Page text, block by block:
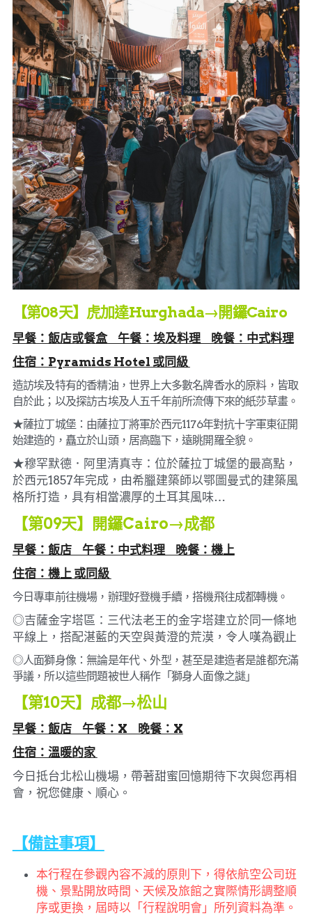
【第08天】虎加達Hurghada→開鑼Cairo
早餐：飯店或餐盒     午餐：埃及料理     晚餐：中式料理
住宿：Pyramids Hotel 或同級
造訪埃及特有的香精油，世界上大多數名牌香水的原料，皆取
自於此；以及探訪古埃及人五千年前所流傳下來的紙莎草畫。
★薩拉丁城堡：由薩拉丁將軍於西元1176年對抗十字軍東征開
始建造的，矗立於山頭，居高臨下，遠眺開羅全貌。
★穆罕默德．阿里清真寺：位於薩拉丁城堡的最高點，
於西元1857年完成，由希臘建築師以鄂圖曼式的建築風
格所打造，具有相當濃厚的土耳其風味…
【第09天】開鑼Cairo→成都
早餐：飯店     午餐：中式料理     晚餐：機上
住宿： 機上 或同級
今日專車前往機場，辦理好登機手續，搭機飛往成都轉機。
◎吉薩金字塔區：三代法老王的金字塔建立於同一條地
平線上，搭配湛藍的天空與黃澄的荒漠，令人嘆為觀止
◎人面獅身像：無論是年代、外型，甚至是建造者是誰都充滿
爭議，所以這些問題被世人稱作「獅身人面像之謎」
【第10天】 成都→松山
早餐：飯店     午餐：X     晚餐：X
住宿： 溫暖的家
今日抵台北松山機場，帶著甜蜜回憶期待下次與您再相
會，祝您健康、順心。
【備註事項】
本行程在參觀內容不減的原則下，得依航空公司班
機、景點開放時間、天候及旅館之實際情形調整順
序或更換，屆時以「行程說明會」所列資料為準。